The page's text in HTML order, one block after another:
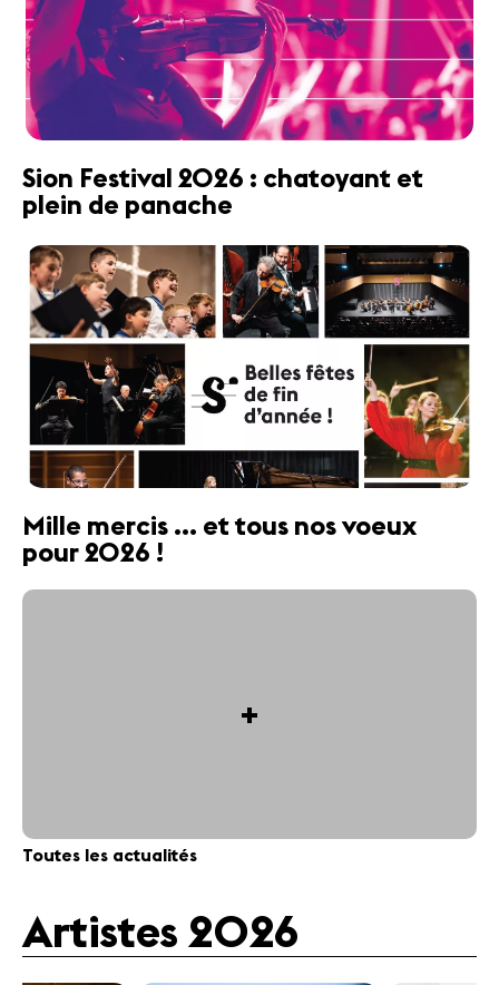
Sion Festival 2026 : chatoyant et
plein de panache
Mille mercis ... et tous nos voeux
pour 2026 !
+
Toutes les actualités
Artistes 2026